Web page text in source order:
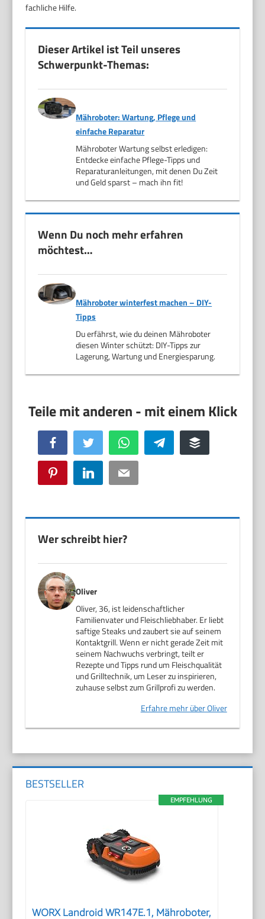
fachliche Hilfe.
Dieser Artikel ist Teil unseres
Schwerpunkt-Themas:
Mähroboter: Wartung, Pflege und
einfache Reparatur
Mähroboter Wartung selbst erledigen:
Entdecke einfache Pflege-Tipps und
Reparaturanleitungen, mit denen Du Zeit
und Geld sparst – mach ihn fit!
Wenn Du noch mehr erfahren
möchtest…
Mähroboter winterfest machen – DIY-
Tipps
Du erfährst, wie du deinen Mähroboter
diesen Winter schützt: DIY-Tipps zur
Lagerung, Wartung und Energiesparung.
Facebook Twitter WhatsApp Telegram Buffer
Pinterest LinkedIn Email
Wer schreibt hier?
Oliver
Oliver, 36, ist leidenschaftlicher
Familienvater und Fleischliebhaber. Er liebt
saftige Steaks und zaubert sie auf seinem
Kontaktgrill. Wenn er nicht gerade Zeit mit
seinem Nachwuchs verbringt, teilt er
Rezepte und Tipps rund um Fleischqualität
und Grilltechnik, um Leser zu inspirieren,
zuhause selbst zum Grillprofi zu werden.
Erfahre mehr über Oliver
BESTSELLER
EMPFEHLUNG
WORX Landroid WR147E.1, Mähroboter,